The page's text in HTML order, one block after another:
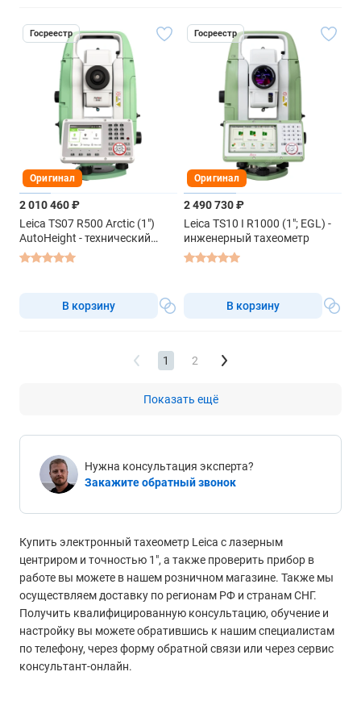
Госреестр
Оригинал
2 010 460 ₽
Leica TS07 R500 Arctic (1")
AutoHeight - технический
тахеометр
В корзину
Госреестр
Оригинал
2 490 730 ₽
Leica TS10 I R1000 (1"; EGL) -
инженерный тахеометр
В корзину
1 2
Показать ещё
Нужна консультация эксперта?
Закажите обратный звонок
Купить электронный тахеометр Leica с лазерным
центриром и точностью 1", а также проверить прибор в
работе вы можете в нашем розничном магазине. Также мы
осуществляем доставку по регионам РФ и странам СНГ.
Получить квалифицированную консультацию, обучение и
настройку вы можете обратившись к нашим специалистам
по телефону, через форму обратной связи или через сервис
консультант-онлайн.